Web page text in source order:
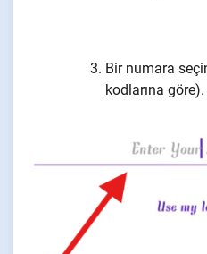
Bir numara
kodlarına göre).